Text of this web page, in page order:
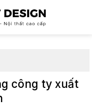
công ty xuất